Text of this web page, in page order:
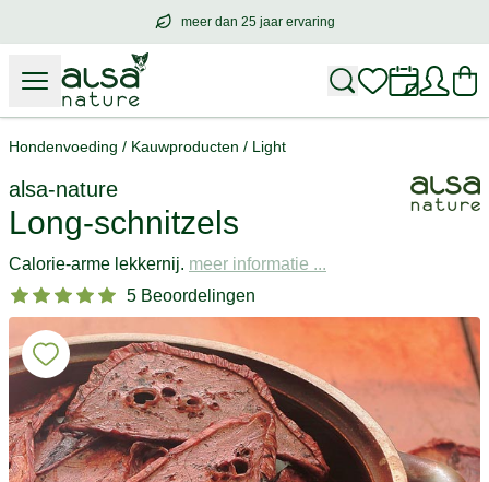
meer dan 25 jaar ervaring
meer dan25 jaar ervaring
Hondenvoeding / Kauwproducten / Light
alsa-nature
Long-schnitzels
Calorie-arme lekkernij. meer informatie ...
5 Beoordelingen